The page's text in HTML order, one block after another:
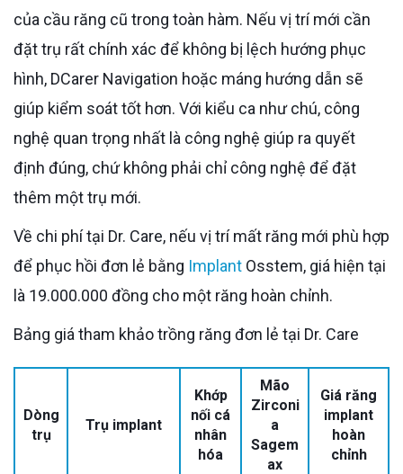
của cầu răng cũ trong toàn hàm. Nếu vị trí mới cần
đặt trụ rất chính xác để không bị lệch hướng phục
hình, DCarer Navigation hoặc máng hướng dẫn sẽ
giúp kiểm soát tốt hơn. Với kiểu ca như chú, công
nghệ quan trọng nhất là công nghệ giúp ra quyết
định đúng, chứ không phải chỉ công nghệ để đặt
thêm một trụ mới.
Về chi phí tại Dr. Care, nếu vị trí mất răng mới phù hợp
để phục hồi đơn lẻ bằng Implant Osstem, giá hiện tại
là 19.000.000 đồng cho một răng hoàn chỉnh.
Bảng giá tham khảo trồng răng đơn lẻ tại Dr. Care
Dòng
trụ
Trụ implant
Khớp
nối cá
nhân
hóa
Mão
Zirconi
a
Sagem
ax
Giá răng
implant
hoàn
chỉnh